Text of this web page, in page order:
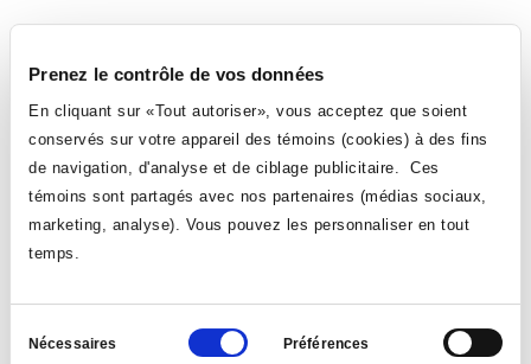
Prenez le contrôle de vos données
En cliquant sur «Tout autoriser», vous acceptez que soient
conservés sur votre appareil des témoins (cookies) à des fins
de navigation, d'analyse et de ciblage publicitaire. Ces
témoins sont partagés avec nos partenaires (médias sociaux,
marketing, analyse). Vous pouvez les personnaliser en tout
temps.
Sélection
Nécessaires Préférences
Symposium en échographie - 5e édition
Le 5 décembre 2026 | 08:30-En ligne